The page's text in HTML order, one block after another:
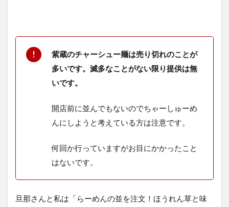
紫蔵のチャーシュー麺は売り切れのことが
多いです。滅多なことがない限り提供は無
いです。
開店前に並んでもないのでちゃーしゅーめ
んにしようと考えている方は注意です。
何回か行っていますがお目にかかったこと
はないです。
旦那さんと私は「らーめんの並を注文！ほうれん草と味